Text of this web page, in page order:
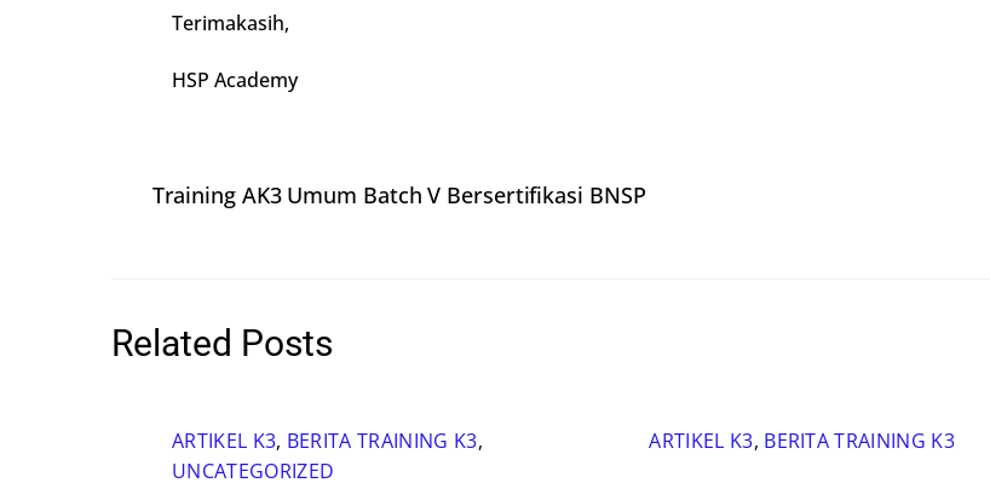
Terimakasih,
HSP Academy
Training AK3 Umum Batch V Bersertifikasi BNSP
Related Posts
ARTIKEL K3, BERITA TRAINING K3,
UNCATEGORIZED
ARTIKEL K3, BERITA TRAINING K3